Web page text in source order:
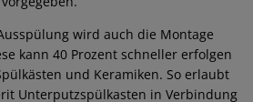
wird auch die Montage
kann 40 Prozent schneller erfolgen
und Keramiken. So erlaubt
Unterputzspülkasten in Verbindung